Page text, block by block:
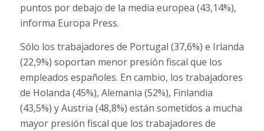
puntos por debajo de la media europea (43,14%),
informa Europa Press.
Sólo los trabajadores de Portugal (37,6%) e Irlanda
(22,9%) soportan menor presión fiscal que los
empleados españoles. En cambio, los trabajadores
de Holanda (45%), Alemania (52%), Finlandia
(43,5%) y Austria (48,8%) están sometidos a mucha
mayor presión fiscal que los trabajadores de